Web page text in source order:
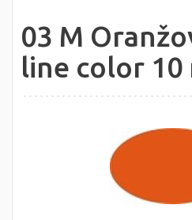
03 M
line color